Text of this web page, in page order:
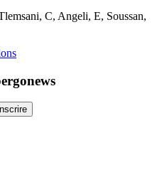
C, Angeli, E, Soussan,